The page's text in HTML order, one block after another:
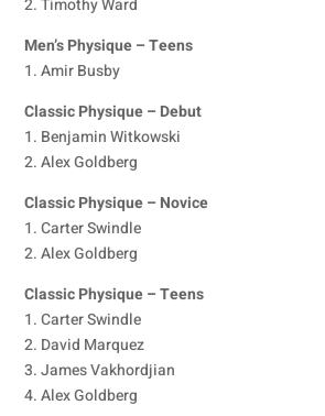
2. Timothy Ward
Men’s Physique – Teens
1. Amir Busby
Classic Physique – Debut
1. Benjamin Witkowski
2. Alex Goldberg
Classic Physique – Novice
1. Carter Swindle
2. Alex Goldberg
Classic Physique – Teens
1. Carter Swindle
2. David Marquez
3. James Vakhordjian
4. Alex Goldberg